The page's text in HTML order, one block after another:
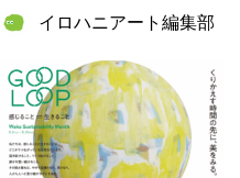
ジアムで開催決定！
イロハニアート編集部